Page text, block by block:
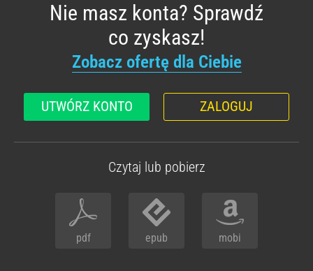
Nie masz konta? Sprawdź
co zyskasz!
Zobacz ofertę dla Ciebie
UTWÓRZ KONTO ZALOGUJ
Czytaj lub pobierz
pdf epub mobi